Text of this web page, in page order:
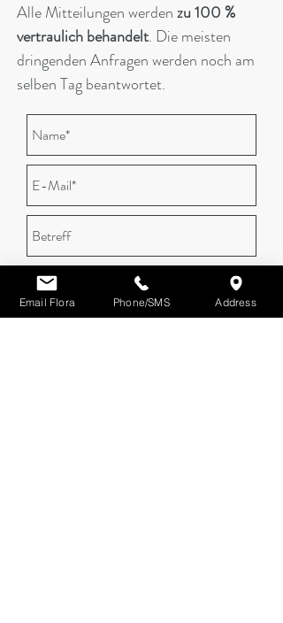
Alle Mitteilungen werdenzu 100 %
vertraulich behandelt. Die meisten
dringenden Anfragen werden noch am
selben Tag beantwortet.
Email Flora Phone/SMS Address